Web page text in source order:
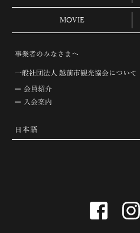
MOVIE
事業者のみなさまへ
一般社団法人 越前市観光協会について
会員紹介
入会案内
facebook